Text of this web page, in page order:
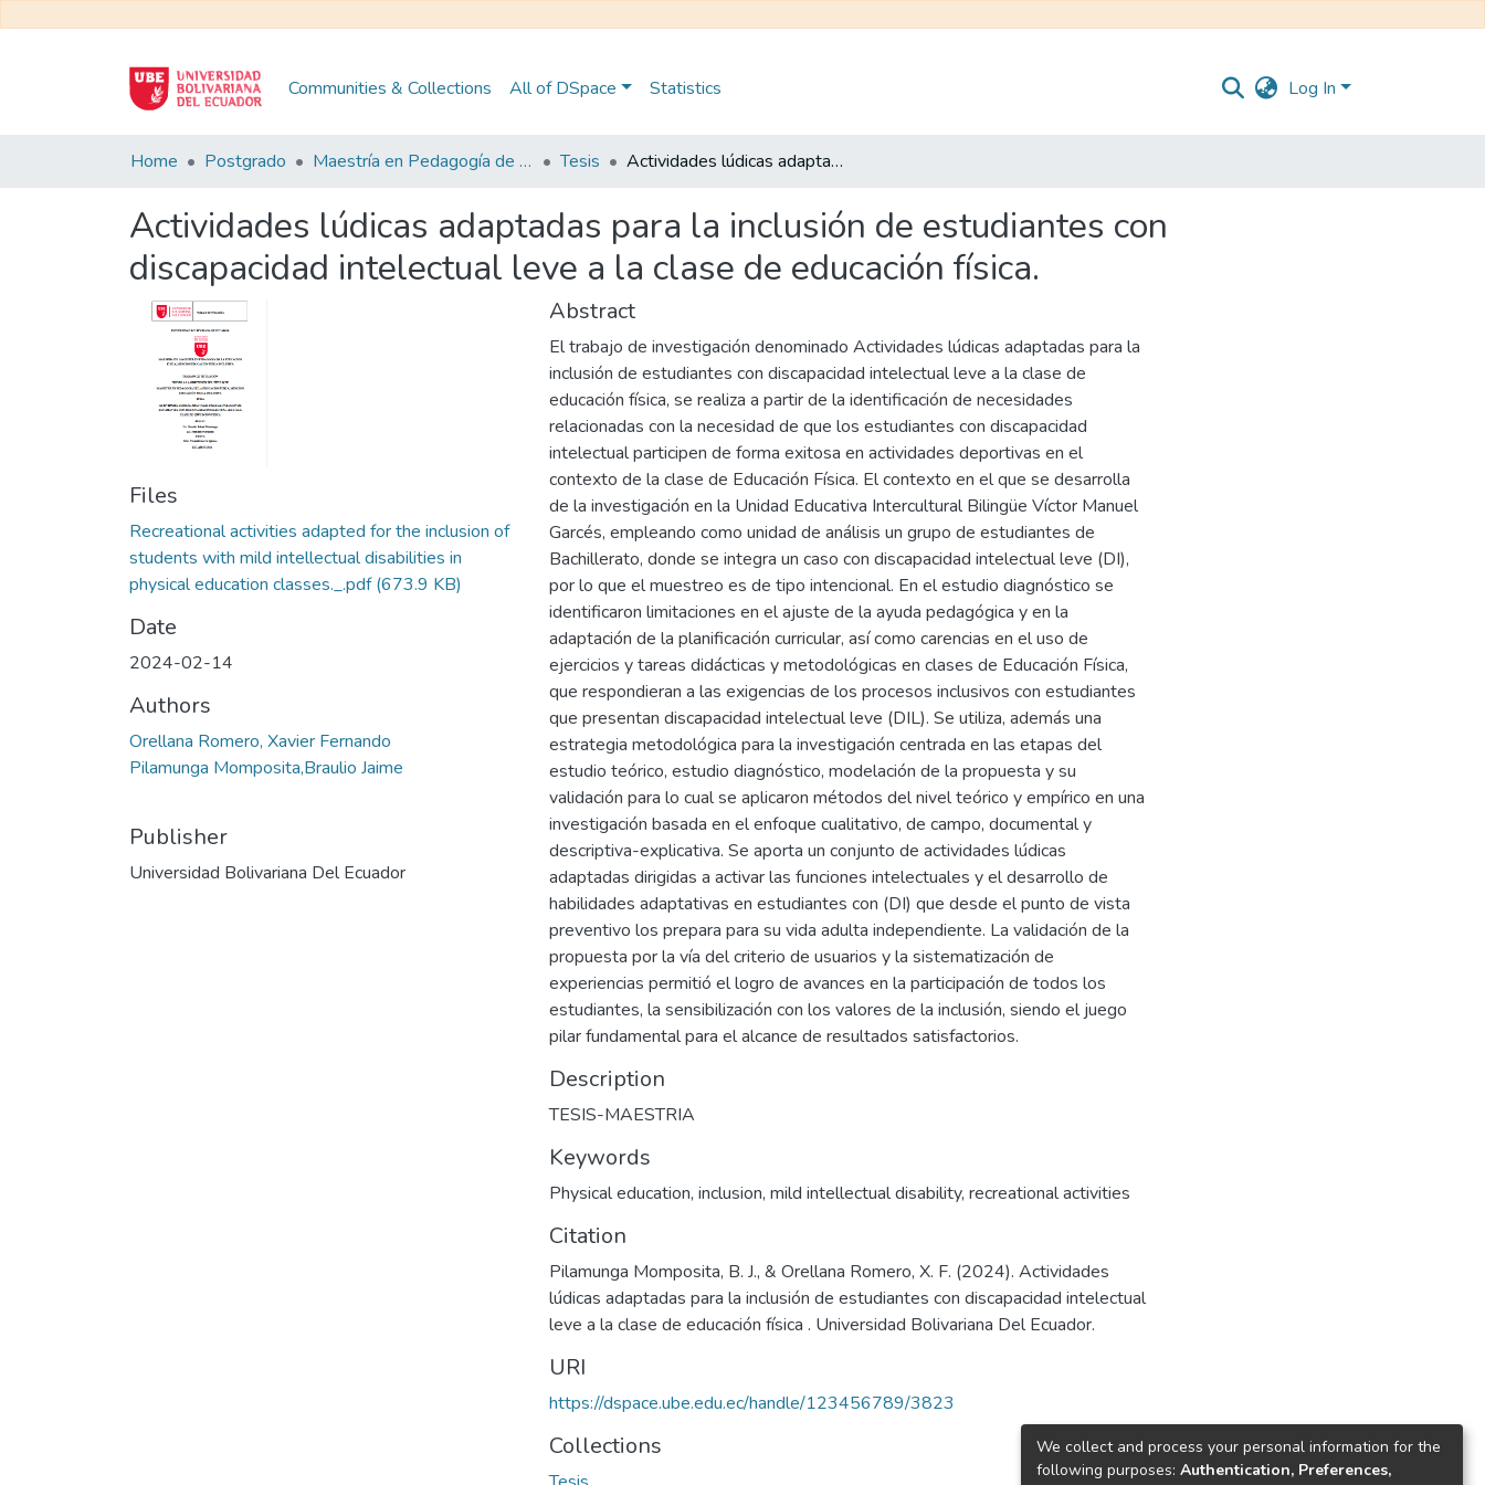
Communities & Collections All of DSpace Statistics Log In
Home Postgrado Maestría en Pedagogía de la Cultura Física - Mención en Educación Física Inclusiva Tesis Actividades lúdicas adaptadas para la inclusión de estudiantes con discapacidad intelectual leve a la clase de educación física.
Actividades lúdicas adaptadas para la inclusión de estudiantes con
discapacidad intelectual leve a la clase de educación física.
Files
Recreational activities adapted for the inclusion of
students with mild intellectual disabilities in
physical education classes._.pdf(673.9 KB)
Date
2024-02-14
Authors
Orellana Romero, Xavier Fernando
Pilamunga Momposita,Braulio Jaime
Publisher
Universidad Bolivariana Del Ecuador
Abstract
El trabajo de investigación denominado Actividades lúdicas adaptadas para la
inclusión de estudiantes con discapacidad intelectual leve a la clase de
educación física, se realiza a partir de la identificación de necesidades
relacionadas con la necesidad de que los estudiantes con discapacidad
intelectual participen de forma exitosa en actividades deportivas en el
contexto de la clase de Educación Física. El contexto en el que se desarrolla
de la investigación en la Unidad Educativa Intercultural Bilingüe Víctor Manuel
Garcés, empleando como unidad de análisis un grupo de estudiantes de
Bachillerato, donde se integra un caso con discapacidad intelectual leve (DI),
por lo que el muestreo es de tipo intencional. En el estudio diagnóstico se
identificaron limitaciones en el ajuste de la ayuda pedagógica y en la
adaptación de la planificación curricular, así como carencias en el uso de
ejercicios y tareas didácticas y metodológicas en clases de Educación Física,
que respondieran a las exigencias de los procesos inclusivos con estudiantes
que presentan discapacidad intelectual leve (DIL). Se utiliza, además una
estrategia metodológica para la investigación centrada en las etapas del
estudio teórico, estudio diagnóstico, modelación de la propuesta y su
validación para lo cual se aplicaron métodos del nivel teórico y empírico en una
investigación basada en el enfoque cualitativo, de campo, documental y
descriptiva-explicativa. Se aporta un conjunto de actividades lúdicas
adaptadas dirigidas a activar las funciones intelectuales y el desarrollo de
habilidades adaptativas en estudiantes con (DI) que desde el punto de vista
preventivo los prepara para su vida adulta independiente. La validación de la
propuesta por la vía del criterio de usuarios y la sistematización de
experiencias permitió el logro de avances en la participación de todos los
estudiantes, la sensibilización con los valores de la inclusión, siendo el juego
pilar fundamental para el alcance de resultados satisfactorios.
Description
TESIS-MAESTRIA
Keywords
Physical education, inclusion, mild intellectual disability, recreational activities
Citation
Pilamunga Momposita, B. J., & Orellana Romero, X. F. (2024). Actividades
lúdicas adaptadas para la inclusión de estudiantes con discapacidad intelectual
leve a la clase de educación física . Universidad Bolivariana Del Ecuador.
URI
https://dspace.ube.edu.ec/handle/123456789/3823
Collections
We collect and process your personal information for the
following purposes: Authentication, Preferences,